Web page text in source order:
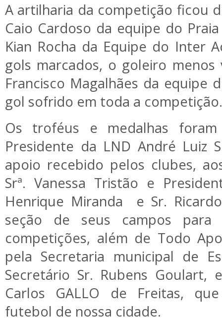
A artilharia da competição ficou
Caio Cardoso da equipe do
Kian Rocha da Equipe do Inter
gols marcados, o goleiro menos
Francisco Magalhães da equipe
gol sofrido em toda a competição.
Os troféus e medalhas
Presidente da LND André Luiz
apoio recebido pelos clubes,
Srª. Vanessa Tristão e
Henrique Miranda
e Sr.
seção de seus campos para
competições, além de Todo
pela Secretaria municipal de
Secretário Sr. Rubens Goulart,
Carlos GALLO de Freitas,
futebol de nossa cidade.